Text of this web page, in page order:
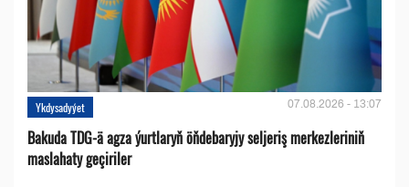
Ykdysadyýet 07.08.2026 - 13:07
Bakuda TDG-ä agza ýurtlaryň öňdebaryjy seljeriş merkezleriniň
maslahaty geçiriler